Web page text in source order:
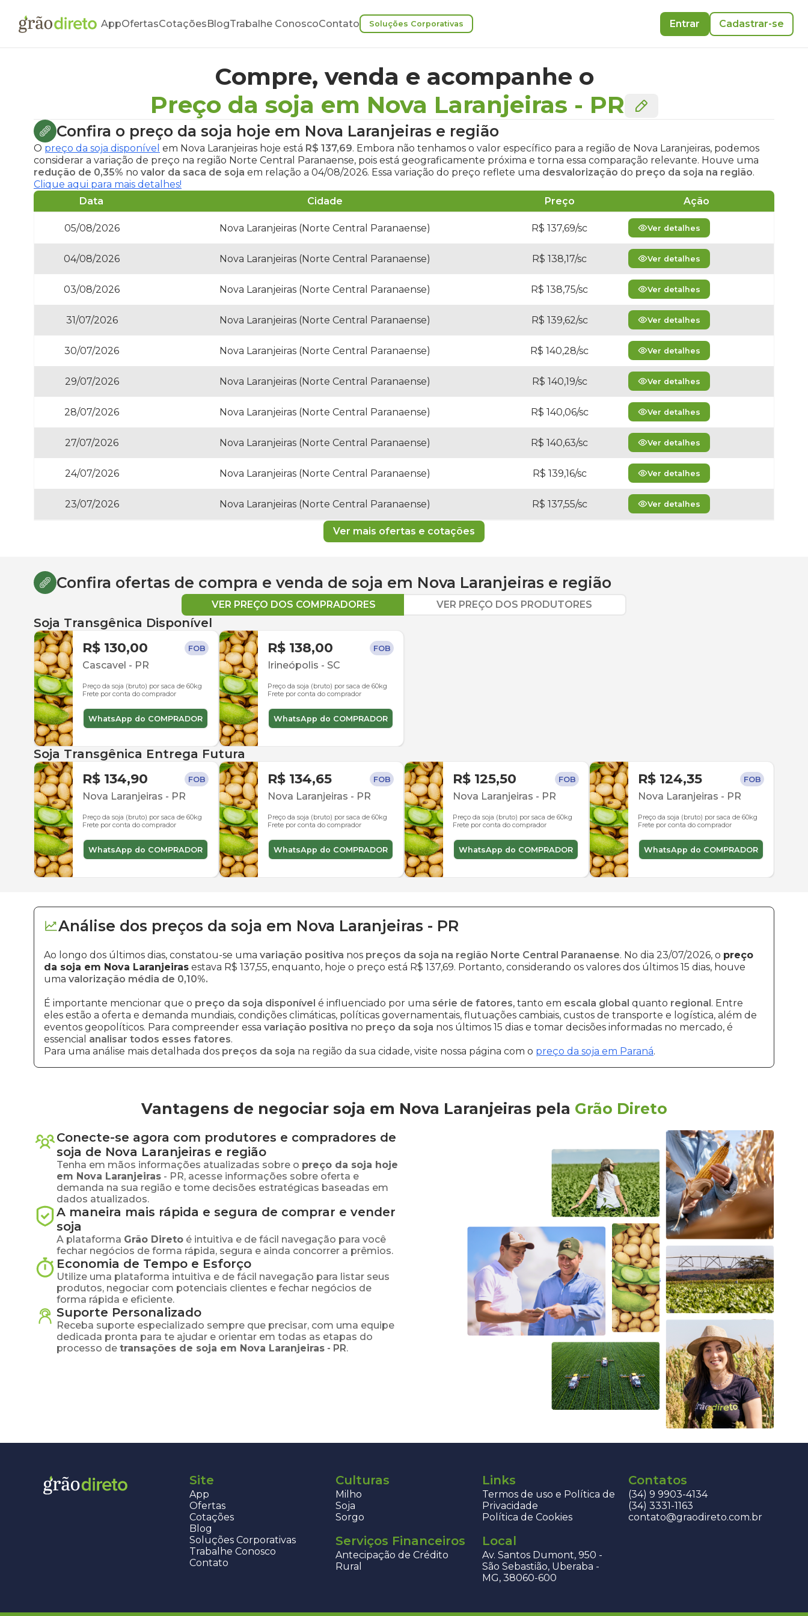
AppOfertasCotaçõesBlogTrabalhe ConoscoContato Soluções Corporativas Entrar Cadastrar-se
Compre, venda e acompanhe o
Preço da soja em Nova Laranjeiras - PR
Confira o preço da soja hoje em Nova Laranjeiras e região
O preço da soja disponível em Nova Laranjeiras hoje está R$ 137,69. Embora não tenhamos o valor específico para a região de Nova Laranjeiras, podemos
considerar a variação de preço na região Norte Central Paranaense, pois está geograficamente próxima e torna essa comparação relevante. Houve uma
redução de 0,35% no valor da saca de soja em relação a 04/08/2026. Essa variação do preço reflete uma desvalorização do preço da soja na região.
Clique aqui para mais detalhes!
Data
Cidade Preço Ação
05/08/2026 Nova Laranjeiras (Norte Central Paranaense) R$ 137,69/sc Ver detalhes
04/08/2026 Nova Laranjeiras (Norte Central Paranaense) R$ 138,17/sc Ver detalhes
03/08/2026 Nova Laranjeiras (Norte Central Paranaense) R$ 138,75/sc Ver detalhes
31/07/2026 Nova Laranjeiras (Norte Central Paranaense) R$ 139,62/sc Ver detalhes
30/07/2026 Nova Laranjeiras (Norte Central Paranaense) R$ 140,28/sc Ver detalhes
29/07/2026 Nova Laranjeiras (Norte Central Paranaense) R$ 140,19/sc Ver detalhes
28/07/2026 Nova Laranjeiras (Norte Central Paranaense) R$ 140,06/sc Ver detalhes
27/07/2026 Nova Laranjeiras (Norte Central Paranaense) R$ 140,63/sc Ver detalhes
24/07/2026 Nova Laranjeiras (Norte Central Paranaense) R$ 139,16/sc Ver detalhes
23/07/2026 Nova Laranjeiras (Norte Central Paranaense) R$ 137,55/sc Ver detalhes
Ver mais ofertas e cotações
Confira ofertas de compra e venda de soja em Nova Laranjeiras e região
VER PREÇO DOS COMPRADORES VER PREÇO DOS PRODUTORES
Soja Transgênica Disponível
R$ 130,00 FOB
Cascavel - PR
Preço da soja (bruto) por saca de 60kg
Frete por conta do comprador
WhatsApp do COMPRADOR
R$ 138,00 FOB
Irineópolis - SC
Preço da soja (bruto) por saca de 60kg
Frete por conta do comprador
WhatsApp do COMPRADOR
Soja Transgênica Entrega Futura
R$ 134,90 FOB
Nova Laranjeiras - PR
Preço da soja (bruto) por saca de 60kg
Frete por conta do comprador
WhatsApp do COMPRADOR
R$ 134,65 FOB
Nova Laranjeiras - PR
Preço da soja (bruto) por saca de 60kg
Frete por conta do comprador
WhatsApp do COMPRADOR
R$ 125,50 FOB
Nova Laranjeiras - PR
Preço da soja (bruto) por saca de 60kg
Frete por conta do comprador
WhatsApp do COMPRADOR
R$ 124,35 FOB
Nova Laranjeiras - PR
Preço da soja (bruto) por saca de 60kg
Frete por conta do comprador
WhatsApp do COMPRADOR
Análise dos preços da soja em Nova Laranjeiras - PR
Ao longo dos últimos dias, constatou-se uma variação positiva nos preços da soja na região Norte Central Paranaense. No dia 23/07/2026, o preço
da soja em Nova Laranjeiras estava R$ 137,55, enquanto, hoje o preço está R$ 137,69. Portanto, considerando os valores dos últimos 15 dias, houve
uma valorização média de 0,10%.
É importante mencionar que o preço da soja disponível é influenciado por uma série de fatores, tanto em escala global quanto regional. Entre
eles estão a oferta e demanda mundiais, condições climáticas, políticas governamentais, flutuações cambiais, custos de transporte e logística, além de
eventos geopolíticos. Para compreender essa variação positiva no preço da soja nos últimos 15 dias e tomar decisões informadas no mercado, é
essencial analisar todos esses fatores.
Para uma análise mais detalhada dos preços da soja na região da sua cidade, visite nossa página com o preço da soja em Paraná.
Vantagens de negociar soja em Nova Laranjeiras pela Grão Direto
Conecte-se agora com produtores e compradores de
soja de Nova Laranjeiras e região
Tenha em mãos informações atualizadas sobre o preço da soja hoje
em Nova Laranjeiras - PR, acesse informações sobre oferta e
demanda na sua região e tome decisões estratégicas baseadas em
dados atualizados.
A maneira mais rápida e segura de comprar e vender
soja
A plataforma Grão Direto é intuitiva e de fácil navegação para você
fechar negócios de forma rápida, segura e ainda concorrer a prêmios.
Economia de Tempo e Esforço
Utilize uma plataforma intuitiva e de fácil navegação para listar seus
produtos, negociar com potenciais clientes e fechar negócios de
forma rápida e eficiente.
Suporte Personalizado
Receba suporte especializado sempre que precisar, com uma equipe
dedicada pronta para te ajudar e orientar em todas as etapas do
processo de transações de soja em Nova Laranjeiras - PR.
Site
App
Ofertas
Cotações
Blog
Soluções Corporativas
Trabalhe Conosco
Contato
Culturas
Milho
Soja
Sorgo
Links
Termos de uso e Política de
Privacidade
Política de Cookies
Contatos
(34) 9 9903-4134
(34) 3331-1163
contato@graodireto.com.br
Serviços Financeiros
Antecipação de Crédito
Rural
Local
Av. Santos Dumont, 950 -
São Sebastião, Uberaba -
MG, 38060-600